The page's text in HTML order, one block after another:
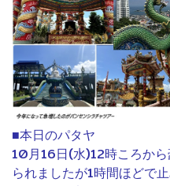
■本日のパタヤ
10月16日(水)12時ころか
られましたが1時間ほどで止